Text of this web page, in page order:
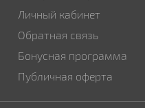
Личный кабинет
Обратная связь
Бонусная программа
Публичная оферта